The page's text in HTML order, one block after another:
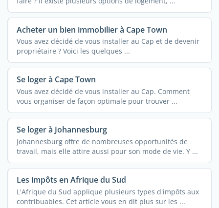
Acheter un bien immobilier à Cape Town
Vous avez décidé de vous installer au Cap et de devenir
propriétaire ? Voici les quelques ...
Se loger à Cape Town
Vous avez décidé de vous installer au Cap. Comment
vous organiser de façon optimale pour trouver ...
Se loger à Johannesburg
Johannesburg offre de nombreuses opportunités de
travail, mais elle attire aussi pour son mode de vie. Y ...
Les impôts en Afrique du Sud
L'Afrique du Sud applique plusieurs types d'impôts aux
contribuables. Cet article vous en dit plus sur les ...